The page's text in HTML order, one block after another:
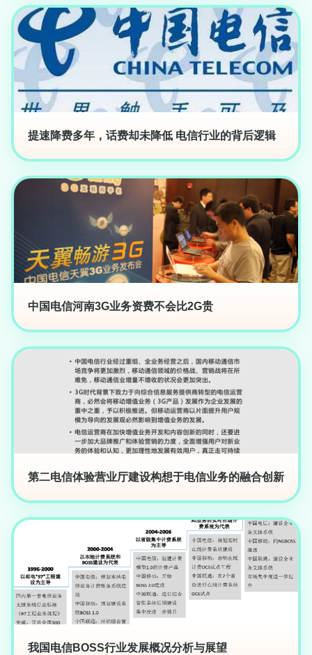
提速降费多年，话费却未降低 电信行业的背后逻辑
中国电信河南3G业务资费不会比2G贵
第二电信体验营业厅建设构想于电信业务的融合创新
我国电信BOSS行业发展概况分析与展望